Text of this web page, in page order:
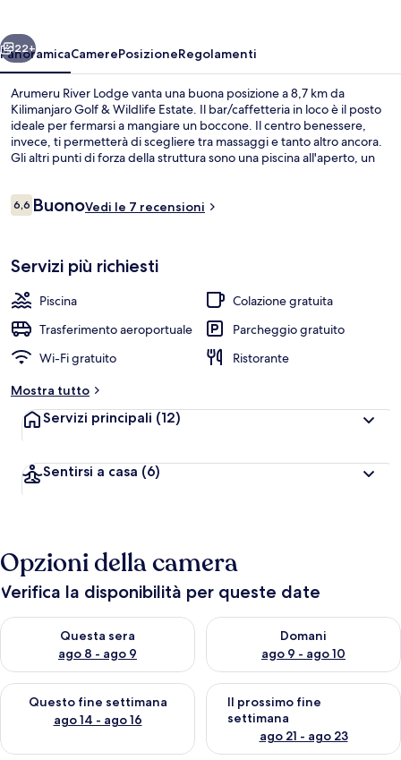
Avanti
22+
PanoramicaCamerePosizioneRegolamenti
Arumeru River Lodge vanta una buona posizione a 8,7 km da
Kilimanjaro Golf & Wildlife Estate. Il bar/caffetteria in loco è il posto
ideale per fermarsi a mangiare un boccone. Il centro benessere,
invece, ti permetterà di scegliere tra massaggi e tanto altro ancora.
Gli altri punti di forza della struttura sono una piscina all'aperto, un
Recensioni
6,66,6 su 10
BuonoVedi le 7 recensioni
Servizi più richiesti
Piscina
Colazione gratuita
Trasferimento aeroportuale
Parcheggio gratuito
Wi-Fi gratuito
Ristorante
Mostra tutto
Servizi principali (12)
Sentirsi a casa (6)
Opzioni della camera
Verifica la disponibilità per queste date
Questa sera
ago 8 - ago 9
Verifica la disponibilità per questa sera, ago 8 - ago 9
Domani
ago 9 - ago 10
Verifica la disponibilità per
Questo fine settimana
ago 14 - ago 16
Verifica la disponibilità per questo fine settimana, ago 14 -
Il prossimo fine
settimana
ago 21 - ago 23
Verifica la disponibilità per il